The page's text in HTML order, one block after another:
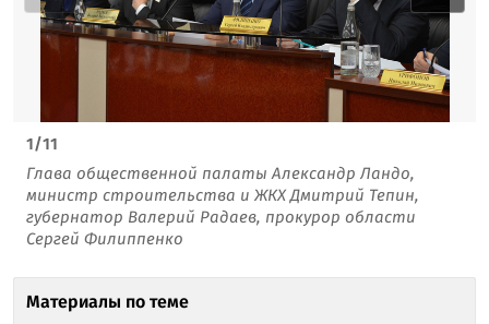
1/11
Глава общественной палаты Александр Ландо,
министр строительства и ЖКХ Дмитрий Тепин,
губернатор Валерий Радаев, прокурор области
Сергей Филиппенко
Материалы по теме